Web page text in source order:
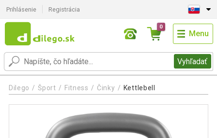
Prihlásenie Registrácia
Vyhľadať
0
Menu
Dilego Šport Fitness Činky Kettlebell